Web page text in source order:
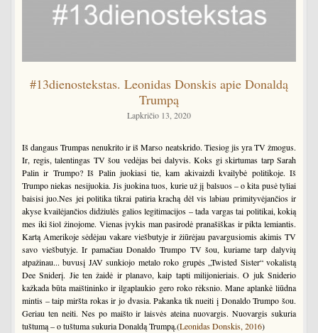
#13dienostekstas. Leonidas Donskis apie Donaldą
Trumpą
Lapkričio 13, 2020
Iš dangaus Trumpas nenukrito ir iš Marso neatskrido. Tiesiog jis yra TV žmogus.
Ir, regis, talentingas TV šou vedėjas bei dalyvis. Koks gi skirtumas tarp Sarah
Palin ir Trumpo? Iš Palin juokiasi tie, kam akivaizdi kvailybė politikoje. Iš
Trumpo niekas nesijuokia. Jis juokina tuos, kurie už jį balsuos – o kita pusė tyliai
baisisi juo.Nes jei politika tikrai patiria krachą dėl vis labiau primityvėjančios ir
akyse kvailėjančios didžiulės galios legitimacijos – tada vargas tai politikai, kokią
mes iki šiol žinojome. Vienas įvykis man pasirodė pranašiškas ir pikta lemiantis.
Kartą Amerikoje sėdėjau vakare viešbutyje ir žiūrėjau pavargusiomis akimis TV
savo viešbutyje. Ir pamačiau Donaldo Trumpo TV šou, kuriame tarp dalyvių
atpažinau... buvusį JAV sunkiojo metalo roko grupės „Twisted Sister“ vokalistą
Dee Sniderį. Jie ten žaidė ir planavo, kaip tapti milijonieriais. O juk Sniderio
kažkada būta maištininko ir ilgaplaukio gero roko rėksnio. Mane aplankė liūdna
mintis – taip miršta rokas ir jo dvasia. Pakanka tik nueiti į Donaldo Trumpo šou.
Geriau ten neiti. Nes po maišto ir laisvės ateina nuovargis. Nuovargis sukuria
tuštumą – o tuštuma sukuria Donaldą Trumpą.(Leonidas Donskis, 2016)